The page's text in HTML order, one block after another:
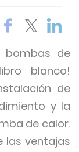
bombas de
blanco!
de
y la
de calor.
las ventajas